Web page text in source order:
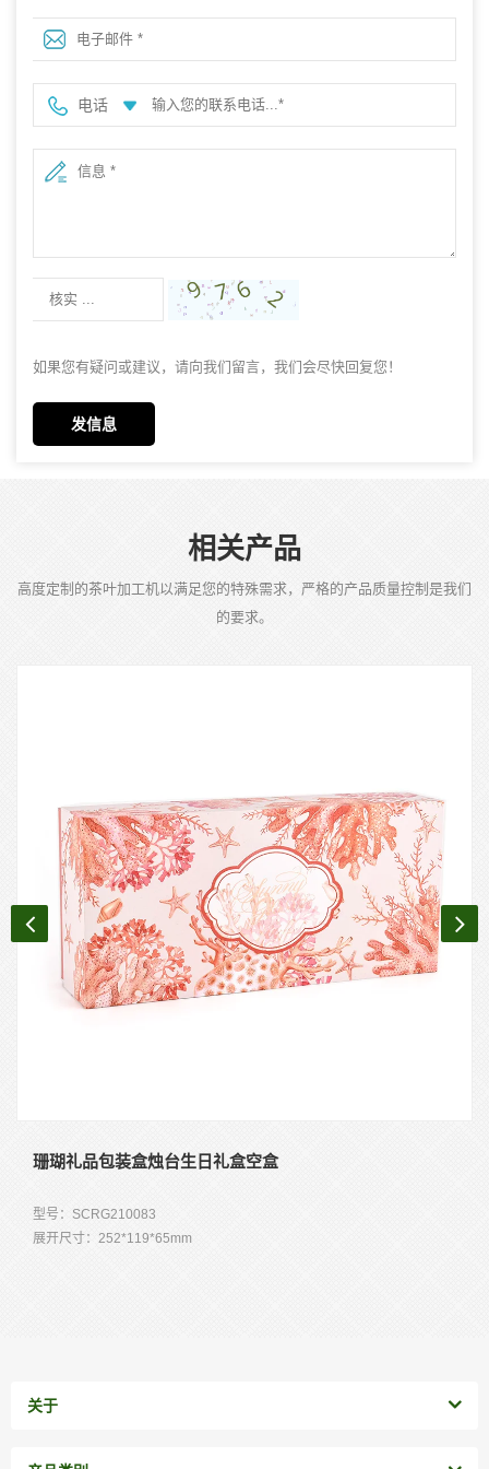
电话
如果您有疑问或建议，请向我们留言，我们会尽快回复您！
发信息
相关产品
高度定制的茶叶加工机以满足您的特殊需求，严格的产品质量控制是我们
的要求。
珊瑚礼品包装盒烛台生日礼盒空盒
型号：SCRG210083
展开尺寸：252*119*65mm
关于